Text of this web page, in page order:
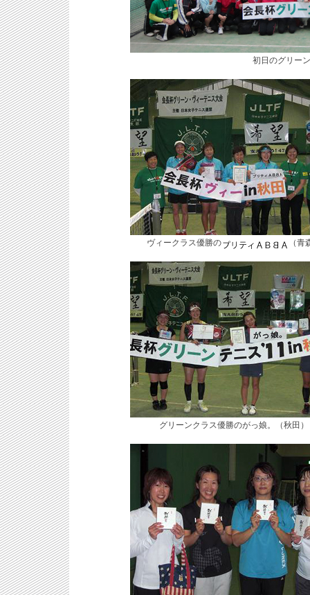
初日のグリー
ヴィークラス優勝の （青
グリーンクラス優勝のがっ娘。（秋田）